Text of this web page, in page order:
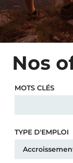
Nos
MOTS CLÉS
TYPE D'EMPLOI